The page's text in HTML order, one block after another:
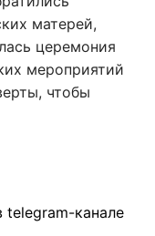
матерей,
церемония
мероприятий
чтобы
канале